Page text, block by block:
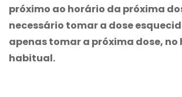
próximo ao horário da próxima
necessário tomar a dose
apenas tomar a próxima dose, no
habitual.